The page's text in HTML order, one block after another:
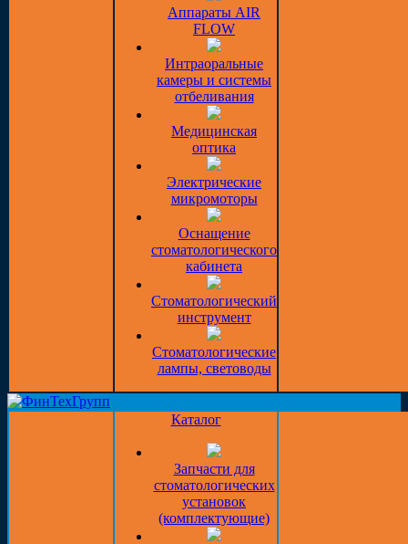
Аппараты AIR
FLOW
Интраоральные
камеры и системы
отбеливания
Медицинская
оптика
Электрические
микромоторы
Оснащение
стоматологического
кабинета
Стоматологический
инструмент
Стоматологические
лампы, световоды
Каталог
Запчасти для
стоматологических
установок
(комплектующие)